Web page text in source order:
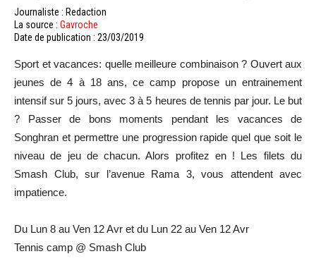
Journaliste : Redaction
La source : Gavroche
Date de publication : 23/03/2019
Sport et vacances: quelle meilleure combinaison ? Ouvert aux
jeunes de 4 à 18 ans, ce camp propose un entrainement
intensif sur 5 jours, avec 3 à 5 heures de tennis par jour. Le but
? Passer de bons moments pendant les vacances de
Songhran et permettre une progression rapide quel que soit le
niveau de jeu de chacun. Alors profitez en ! Les filets du
Smash Club, sur l’avenue Rama 3, vous attendent avec
impatience.
Du Lun 8 au Ven 12 Avr et du Lun 22 au Ven 12 Avr
Tennis camp @ Smash Club